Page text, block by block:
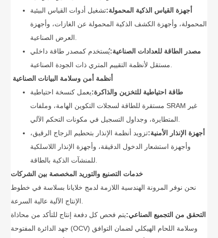
أجهزة القياس الذكية المحمولة:تشغيل أدوات القياس البيئية
المحمولة، وأجهزة الكشف الذكية المحمولة عن الغازات، وأجهزة
مصدر الطاقة للعدادات الصناعية:يُستخدم كمصدر طاقة داخلي
أنظمة أمن وسلامة البيانات الصناعية
طاقة احتياطية للتخزين والذاكرة:يعمل كنسخة احتياطية
مستقرة للطاقة لسجلات التكوين الهامة، وملفات SRAM غير
أجهزة الإنذار الأمنية:تزويد أنظمة الإنذار بتحطيم الزجاج الرقيق،
وأجهزة استشعار الدخول الدقيقة، وأجهزة الإنذار اللاسلكية
خدمات التصنيع والتوريد المخصصة بين الشركات
نحن نوفر المرونة الهندسية اللازمة لدمج خلايانا بسلاسة في خطوط
التحقق من التجميع الصناعي:يتم فحص كل دفعة إنتاج للتأكد من محاذاة
جهد الدائرة المفتوحة (OCV) وسلامة اللحام الهيكلي لضمان التوافق